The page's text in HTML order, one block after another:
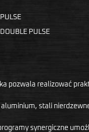
PULSE
pozwala realizować
aluminium, stali
synergiczne